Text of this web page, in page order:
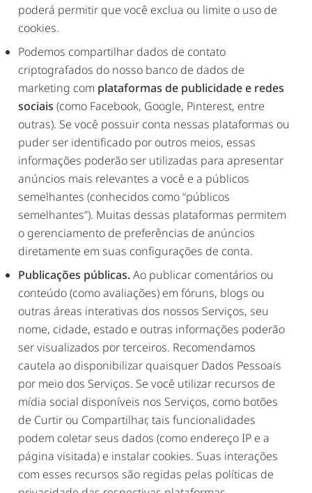
poderá permitir que você exclua ou limite o uso de
cookies.
Podemos compartilhar dados de contato
criptografados do nosso banco de dados de
marketing com plataformas de publicidade e redes
sociais (como Facebook, Google, Pinterest, entre
outras). Se você possuir conta nessas plataformas ou
puder ser identificado por outros meios, essas
informações poderão ser utilizadas para apresentar
anúncios mais relevantes a você e a públicos
semelhantes (conhecidos como “públicos
semelhantes”). Muitas dessas plataformas permitem
o gerenciamento de preferências de anúncios
diretamente em suas configurações de conta.
Publicações públicas.Ao publicar comentários ou
conteúdo (como avaliações) em fóruns, blogs ou
outras áreas interativas dos nossos Serviços, seu
nome, cidade, estado e outras informações poderão
ser visualizados por terceiros. Recomendamos
cautela ao disponibilizar quaisquer Dados Pessoais
por meio dos Serviços. Se você utilizar recursos de
mídia social disponíveis nos Serviços, como botões
de Curtir ou Compartilhar, tais funcionalidades
podem coletar seus dados (como endereço IP e a
página visitada) e instalar cookies. Suas interações
com esses recursos são regidas pelas políticas de